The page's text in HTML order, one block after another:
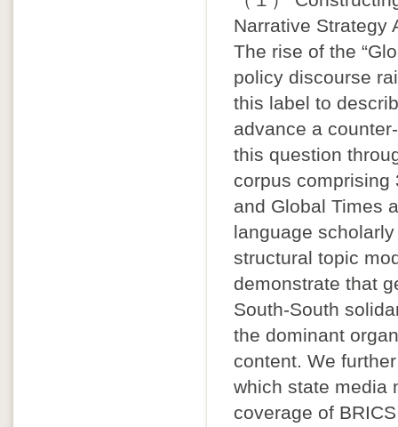
Narrative Strategy
The rise of the
policy discourse
this label to
advance a
this question
corpus comprising
and Global Times
language
structural topic
demonstrate that
South-South
the dominant
content. We
which state media
coverage of